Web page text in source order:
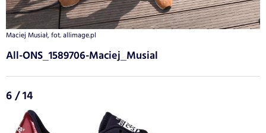
Maciej Musiał, fot. allimage.pl
All-ONS_1589706-Maciej_Musial
6 / 14